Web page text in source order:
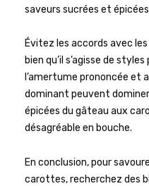
saveurs sucrées et
Évitez les accords avec les
bien qu’il s’agisse de
l’amertume prononcée et
dominant peuvent
épicées du gâteau aux
désagréable en bouche.
En conclusion, pour
carottes, recherchez des